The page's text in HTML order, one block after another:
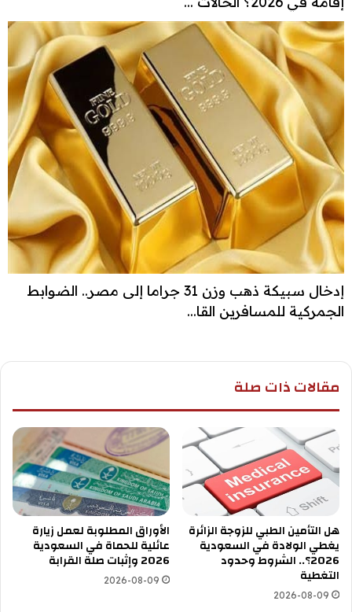
إدخال سبيكة ذهب وزن 31 جراما إلى مصر.. الضوابط
الجمركية للمسافرين القا...
مقالات ذات صلة
هل التأمين الطبي للزوجة الزائرة
يغطي الولادة في السعودية
2026؟.. الشروط وحدود
التغطية
2026-08-09
الأوراق المطلوبة لعمل زيارة
عائلية للحماة في السعودية
2026 وإثبات صلة القرابة
2026-08-09